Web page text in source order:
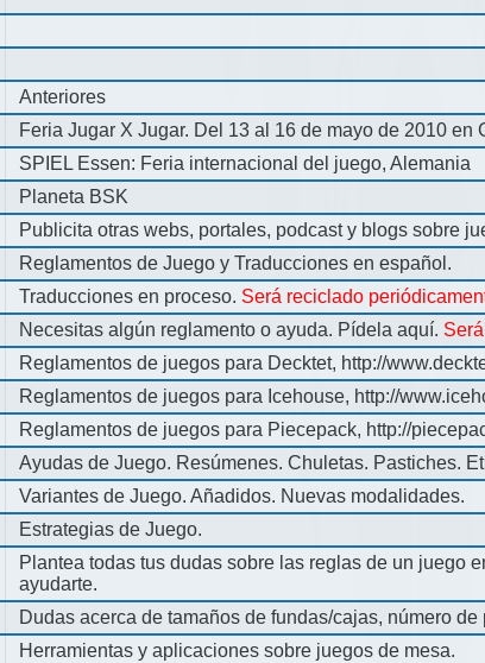
Anteriores
Feria Jugar X Jugar. Del 13 al 16 de mayo de 2010 en
SPIEL Essen: Feria internacional del juego, Alemania
Planeta BSK
Publicita otras webs, portales, podcast y blogs sobre
Reglamentos de Juego y Traducciones en español.
Traducciones en proceso. Será reciclado
Necesitas algún reglamento o ayuda. Pídela aquí.
Reglamentos de juegos para Decktet, http://
Reglamentos de juegos para Icehouse, http://
Reglamentos de juegos para Piecepack, http://
Ayudas de Juego. Resúmenes. Chuletas. Pastiches.
Variantes de Juego. Añadidos. Nuevas modalidades.
Estrategias de Juego.
Plantea todas tus dudas sobre las reglas de un juego
ayudarte.
Dudas acerca de tamaños de fundas/cajas, número de
Herramientas y aplicaciones sobre juegos de mesa.